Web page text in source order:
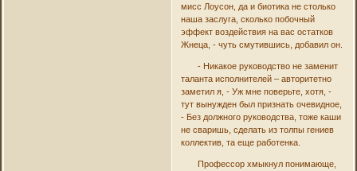
мисс Лоусон, да и биотика не столько
наша заслуга, сколько побочный
эффект воздействия на вас остатков
Жнеца, - чуть смутившись, добавил он.
- Никакое руководство не заменит
таланта исполнителей – авторитетно
заметил я, - Уж мне поверьте, хотя, -
тут вынужден был признать очевидное,
- Без должного руководства, тоже каши
не сваришь, сделать из толпы гениев
коллектив, та еще работенка.
Профессор хмыкнул понимающе,